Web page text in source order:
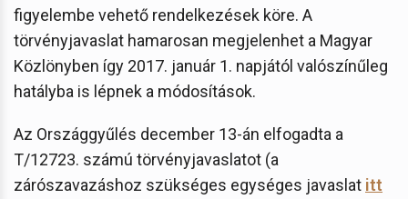
figyelembe vehető rendelkezések köre. A
törvényjavaslat hamarosan megjelenhet a Magyar
Közlönyben így 2017. január 1. napjától valószínűleg
hatályba is lépnek a módosítások.
Az Országgyűlés december 13-án elfogadta a
T/12723. számú törvényjavaslatot (a
zárószavazáshoz szükséges egységes javaslat itt